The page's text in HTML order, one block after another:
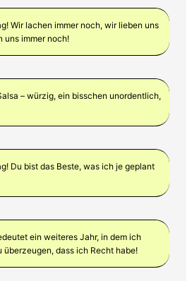
Wir lachen immer noch, wir lieben uns
uns immer noch!
– würzig, ein bisschen unordentlich,
Du bist das Beste, was ich je geplant
ein weiteres Jahr, in dem ich
dass ich Recht habe!